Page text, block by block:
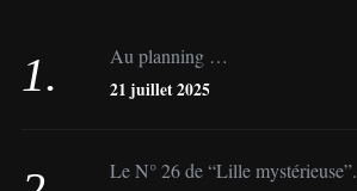
Au planning …
21 juillet 2025
Le N° 26 de “Lille mystérieuse”.